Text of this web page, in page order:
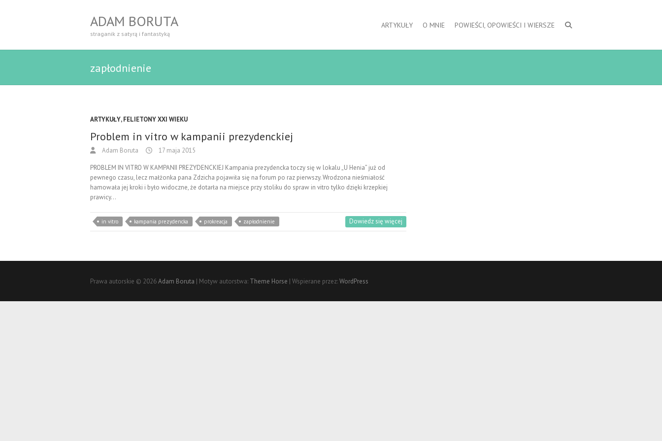
ADAM BORUTA
straganik z satyrą i fantastyką
ARTYKUŁY O MNIE POWIEŚCI, OPOWIEŚCI I WIERSZE
zapłodnienie
ARTYKUŁY,FELIETONY XXI WIEKU
Problem in vitro w kampanii prezydenckiej
Adam Boruta 17 maja 2015
PROBLEM IN VITRO W KAMPANII PREZYDENCKIEJ Kampania prezydencka toczy się w lokalu „U Henia” już od
pewnego czasu, lecz małżonka pana Zdzicha pojawiła się na forum po raz pierwszy. Wrodzona nieśmiałość
hamowała jej kroki i było widoczne, że dotarła na miejsce przy stoliku do spraw in vitro tylko dzięki krzepkiej
prawicy…
in vitro kampania prezydencka prokreacja zapłodnienie Dowiedz się więcej
Prawa autorskie © 2026Adam Boruta | Motyw autorstwa: Theme Horse | Wspierane przez:WordPress